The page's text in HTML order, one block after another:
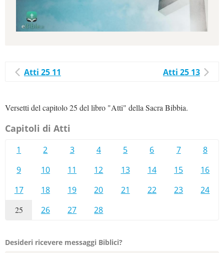
Atti 25 11 Atti 25 13
Versetti del capitolo 25 del libro "Atti" della Sacra Bibbia.
Capitoli di Atti
1 2 3 4 5 6 7
8
9
10 11 12 13 14 15
16
17
18 19 20 21 22 23 24
25 26 27 28
Desideri ricevere messaggi Biblici?